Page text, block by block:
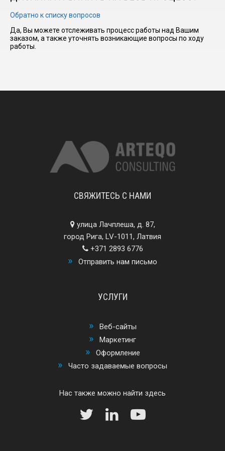
I have
read and
accept the
Обратно к списку вопросов
Да, Вы можете отслеживать процесс работы над Вашим
заказом, а также уточнять возникающие вопросы по ходу
работы.
СВЯЖИТЕСЬ С НАМИ
улица Лачплеша, д. 87,
город Рига, LV-1011, Латвия
+371 2893 6776
Отправить нам письмо
УСЛУГИ
Веб-сайты
Маркетинг
Оформление
Часто задаваемые вопросы
Нас также можно найти здесь